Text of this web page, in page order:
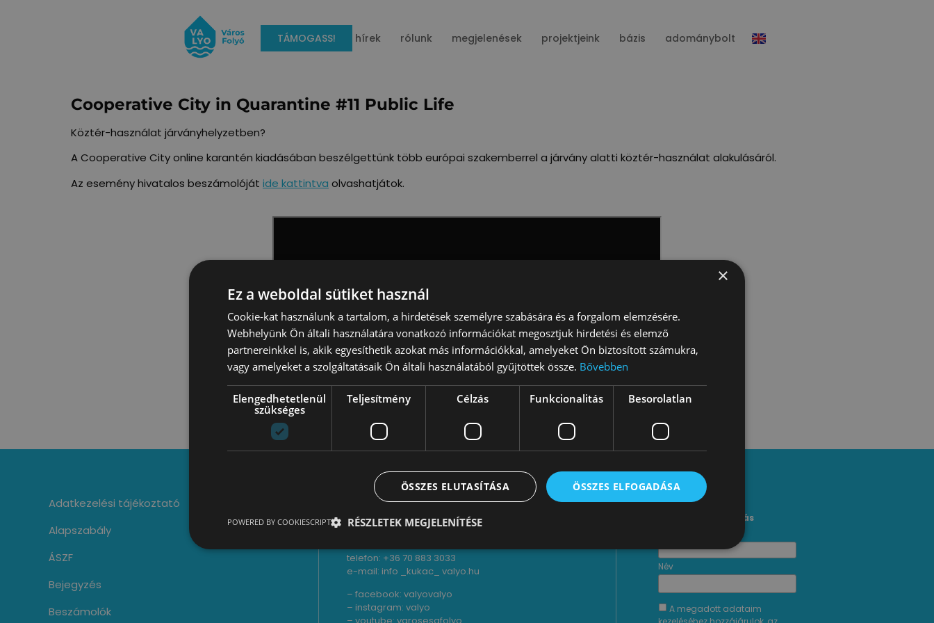
TÁMOGASS! hírek rólunk megjelenések projektjeink bázis adománybolt
Cooperative City in Quarantine #11 Public Life
Köztér-használat járványhelyzetben?
A Cooperative City online karantén kiadásában beszélgettünk több európai szakemberrel a járvány alatti köztér-használat alakulásáról.
Az esemény hivatalos beszámolóját ide kattintva olvashatjátok.
Adatkezelési tájékoztató
Alapszabály
ÁSZF
Bejegyzés
Beszámolók
Lépjünk kapcsolatba!
iroda és székhely: 1114 Budapest, Kosztolányi Dezső
telefon: +36 70 883 3033
e-mail: info _kukac_ valyo.hu
– facebook: valyovalyo
– instagram: valyo
Hírlevél feliratkozás
Név
A megadott adataim
×
Ez a weboldal sütiket használ
Cookie-kat használunk a tartalom, a hirdetések személyre szabására és a forgalom elemzésére.
Webhelyünk Ön általi használatára vonatkozó információkat megosztjuk hirdetési és elemző
partnereinkkel is, akik egyesíthetik azokat más információkkal, amelyeket Ön biztosított számukra,
vagy amelyeket a szolgáltatásaik Ön általi használatából gyűjtöttek össze. Bővebben
Elengedhetetlenül
szükséges
Teljesítmény Célzás Funkcionalitás Besorolatlan
ÖSSZES ELFOGADÁSA
ÖSSZES ELUTASÍTÁSA
RÉSZLETEK MEGJELENÍTÉSE
POWERED BY COOKIESCRIPT